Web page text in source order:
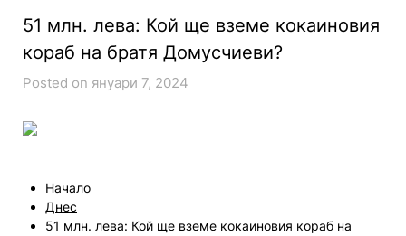
51 млн. лева: Кой ще вземе кокаиновия
кораб на братя Домусчиеви?
Posted on януари 7, 2024
Начало
Днес
51 млн. лева: Кой ще вземе кокаиновия кораб на